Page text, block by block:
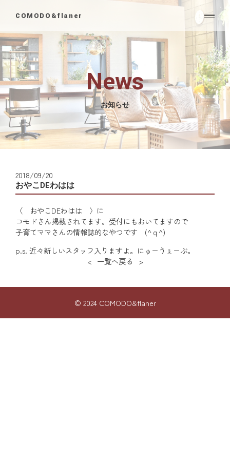
COMODO&flaner
News
お知らせ
2018/09/20
おやこDEわはは
〈 おやこDEわはは 〉に
コモドさん掲載されてます。受付にもおいてますので
子育てママさんの情報誌的なやつです (^ｑ^)
p.s. 近々新しいスタッフ入りますよ。にゅーうぇーぶ。
< 一覧へ戻る >
© 2024 COMODO&flaner